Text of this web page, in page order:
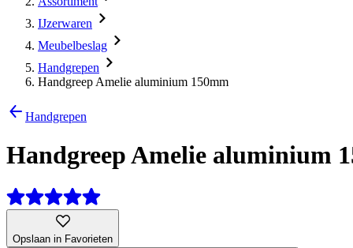
IJzerwaren
Meubelbeslag
Handgrepen
Handgreep Amelie aluminium 150mm
Handgrepen
Handgreep Amelie aluminium
Opslaan in Favorieten